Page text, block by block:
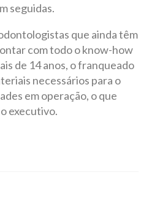
seguidas.
que ainda têm
com todo o know-how
de 14 anos, o franqueado
necessários para o
em operação, o que
executivo.